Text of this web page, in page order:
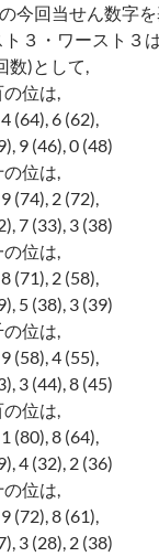
今回当せん数字
３・ワースト３
数)として,
位は,
(64), 6 (62),
9 (46), 0 (48)
位は,
(74), 2 (72),
7 (33), 3 (38)
位は,
(71), 2 (58),
5 (38), 3 (39)
位は,
(58), 4 (55),
3 (44), 8 (45)
位は,
(80), 8 (64),
4 (32), 2 (36)
位は,
(72), 8 (61),
3 (28), 2 (38)